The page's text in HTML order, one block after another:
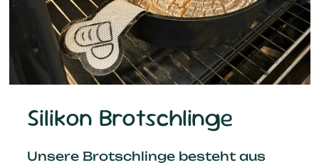
Silikon Brotschlinge
Unsere Brotschlinge besteht aus